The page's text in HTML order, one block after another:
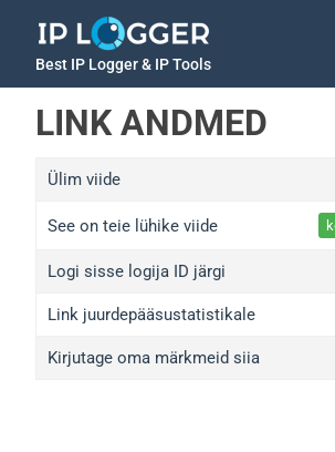
Best IP Logger & IP Tools
LINK ANDMED
Ülim viide
See on teie lühike viide
Logi sisse logija ID järgi
Link juurdepääsustatistikale
Kirjutage oma märkmeid siia